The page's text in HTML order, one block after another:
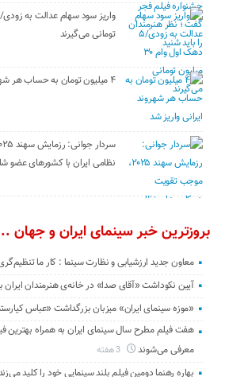
تومانی می‌گیرند
۴ میلیون تومان به حساب هر شهروند ایرانی واریز شد
نظامی ایران با کشور‌های عضو
بروزترین خبر سینمای ایران و جهان
معاون جدید ارزشیابی و نظارت سینما : کار ما
آیین نکوداشت «آقای صدا» در خانه‌ی هنرمندان ایران
«موزه سینمای ایران» میزبان بزرگداشت «عباس
هفت فیلم مطرح سال سینمای ایران به همراه بهترین
معرفی می‌شوند
3 هفته
بهاره رهنما دومین فیلم بلند سینمایی خود را کلید